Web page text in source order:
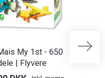
My 1st - 650
| Flyvere